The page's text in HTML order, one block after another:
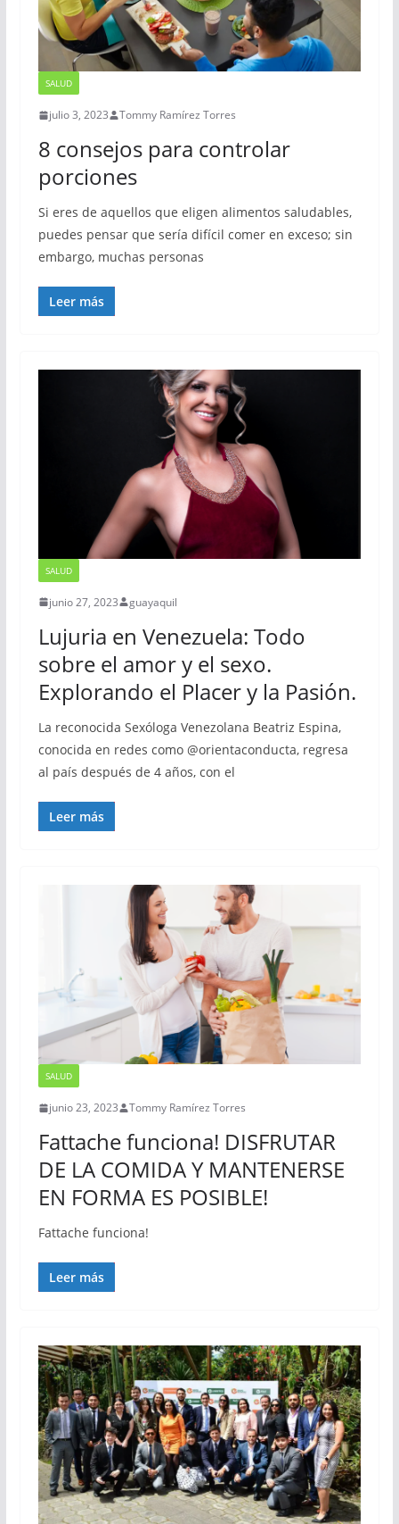
SALUD
julio 3, 2023 Tommy Ramírez Torres
8 consejos para controlar
porciones
Si eres de aquellos que eligen alimentos saludables,
puedes pensar que sería difícil comer en exceso; sin
embargo, muchas personas
Leer más
SALUD
junio 27, 2023 guayaquil
Lujuria en Venezuela: Todo
sobre el amor y el sexo.
Explorando el Placer y la Pasión.
La reconocida Sexóloga Venezolana Beatriz Espina,
conocida en redes como @orientaconducta, regresa
al país después de 4 años, con el
Leer más
SALUD
junio 23, 2023 Tommy Ramírez Torres
Fattache funciona! DISFRUTAR
DE LA COMIDA Y MANTENERSE
EN FORMA ES POSIBLE!
Fattache funciona!
Leer más